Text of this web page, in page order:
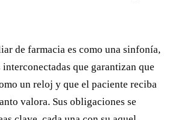
de farmacia es como una sinfonía,
que garantizan que
un reloj y que el paciente reciba
valora. Sus obligaciones se